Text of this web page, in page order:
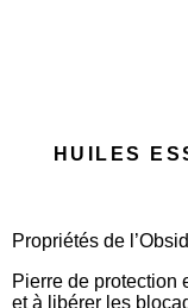
HUILES
Propriétés de
Pierre de protection
et à libérer les